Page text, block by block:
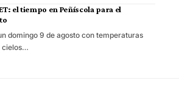
el tiempo en Peñíscola para el
domingo 9 de agosto con temperaturas
cielos…